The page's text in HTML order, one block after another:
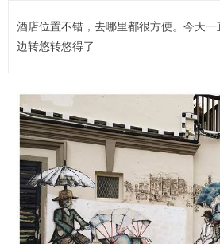
酒店位置不错，去哪里都很方便。今天一
边转悠转悠得了